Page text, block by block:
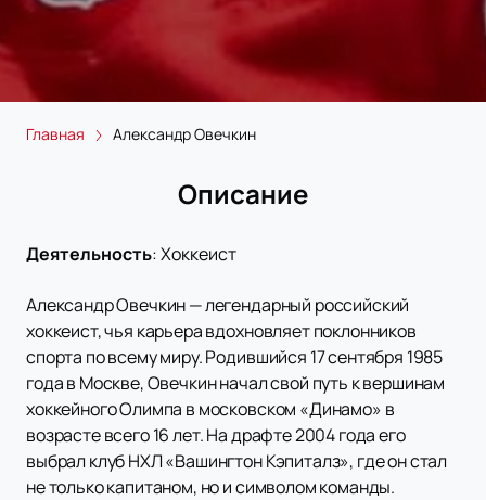
Главная Александр Овечкин
Описание
Деятельность:Хоккеист
Александр Овечкин — легендарный российский
хоккеист, чья карьера вдохновляет поклонников
спорта по всему миру. Родившийся 17 сентября 1985
года в Москве, Овечкин начал свой путь к вершинам
хоккейного Олимпа в московском «Динамо» в
возрасте всего 16 лет. На драфте 2004 года его
выбрал клуб НХЛ «Вашингтон Кэпиталз», где он стал
не только капитаном, но и символом команды.